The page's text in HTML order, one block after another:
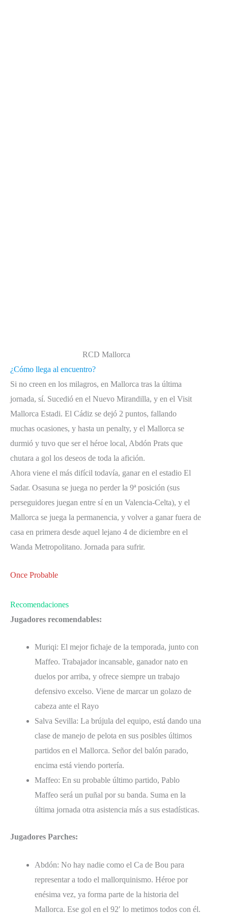
RCD Mallorca
¿Cómo llega al encuentro?
Si no creen en los milagros, en Mallorca tras la última
jornada, sí. Sucedió en el Nuevo Mirandilla, y en el Visit
Mallorca Estadi. El Cádiz se dejó 2 puntos, fallando
muchas ocasiones, y hasta un penalty, y el Mallorca se
durmió y tuvo que ser el héroe local, Abdón Prats que
chutara a gol los deseos de toda la afición.
Ahora viene el más difícil todavía, ganar en el estadio El
Sadar. Osasuna se juega no perder la 9ª posición (sus
perseguidores juegan entre sí en un Valencia-Celta), y el
Mallorca se juega la permanencia, y volver a ganar fuera de
casa en primera desde aquel lejano 4 de diciembre en el
Wanda Metropolitano. Jornada para sufrir.
Once Probable
Recomendaciones
Jugadores recomendables:
Muriqi: El mejor fichaje de la temporada, junto con
Maffeo. Trabajador incansable, ganador nato en
duelos por arriba, y ofrece siempre un trabajo
defensivo excelso. Viene de marcar un golazo de
cabeza ante el Rayo
Salva Sevilla: La brújula del equipo, está dando una
clase de manejo de pelota en sus posibles últimos
partidos en el Mallorca. Señor del balón parado,
encima está viendo portería.
Maffeo: En su probable último partido, Pablo
Maffeo será un puñal por su banda. Suma en la
última jornada otra asistencia más a sus estadísticas.
Jugadores Parches:
Abdón: No hay nadie como el Ca de Bou para
representar a todo el mallorquinismo. Héroe por
enésima vez, ya forma parte de la historia del
Mallorca. Ese gol en el 92′ lo metimos todos con él.